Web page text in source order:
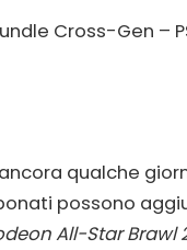
Cross-Gen –
qualche
possono
All-Star Brawl